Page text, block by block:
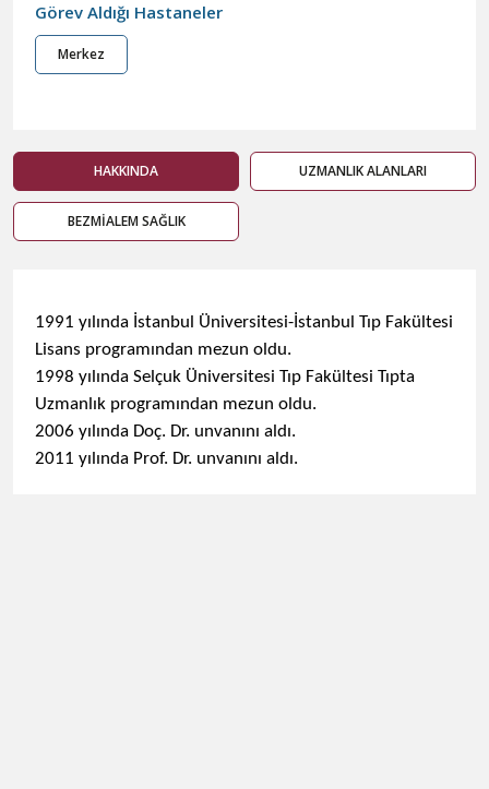
Görev Aldığı Hastaneler
Merkez
HAKKINDA UZMANLIK ALANLARI
BEZMİALEM SAĞLIK
1991 yılında İstanbul Üniversitesi-İstanbul Tıp Fakültesi
Lisans programından mezun oldu.
1998 yılında Selçuk Üniversitesi Tıp Fakültesi Tıpta
Uzmanlık programından mezun oldu.
2006 yılında Doç. Dr. unvanını aldı.
2011 yılında Prof. Dr. unvanını aldı.